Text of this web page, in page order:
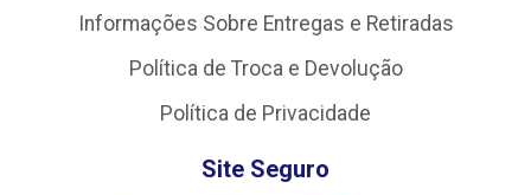
Informações Sobre Entregas e Retiradas
Política de Troca e Devolução
Política de Privacidade
Site Seguro